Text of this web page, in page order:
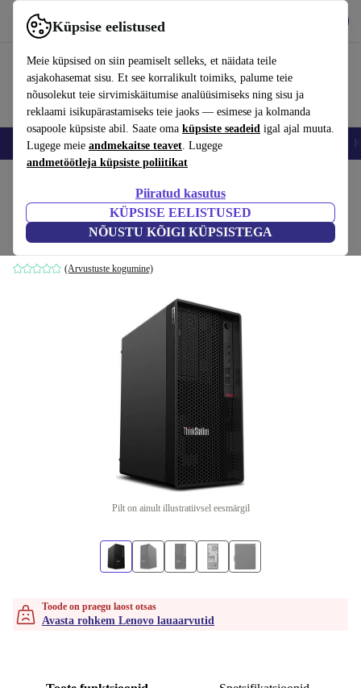
Küpsise eelistused
Meie küpsised on siin peamiselt selleks, et näidata teile
asjakohasemat sisu. Et see korralikult toimiks, palume teie
nõusolekut teie sirvimiskäitumise analüüsimiseks ning sisu ja
reklaami isikupärastamiseks teie jaoks — esimese ja kolmanda
osapoole küpsiste abil. Saate oma küpsiste seadeid igal ajal muuta.
Lugege meie andmekaitse teavet. Lugege
andmetöötleja küpsiste poliitikat
Piiratud kasutus
KÜPSISE EELISTUSED
NÕUSTU KÕIGI KÜPSISTEGA
Kasuta rakendust refurbed kiirelt ja lihtsalt
Nutitelefoni Sülearvutid Tahvelarvutid Nutikellad
Lenovo ThinkStation P360 torn
i7-12700 | 16 GB | 512 GB SSD | WiFi + BT | Win 11 Pro
(Arvustuste kogumine)
Pilt on ainult illustratiivsel eesmärgil
Toode on praegu laost otsas
Avasta rohkem Lenovo lauaarvutid